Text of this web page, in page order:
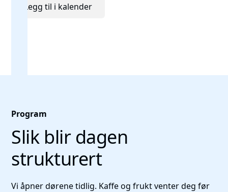
Legg til i kalender
Program
Slik blir dagen
strukturert
Vi åpner dørene tidlig. Kaffe og frukt venter deg før